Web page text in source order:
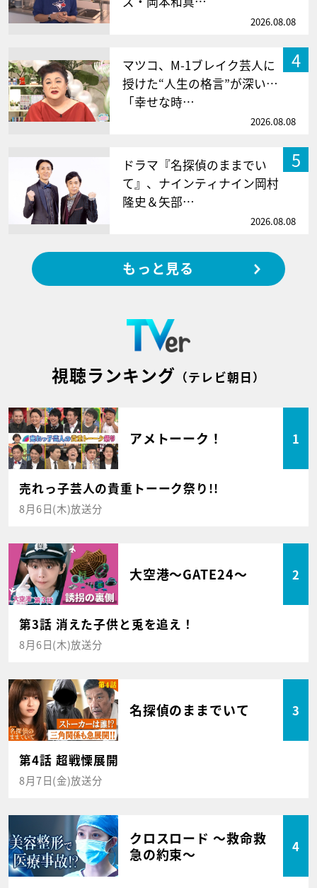
2026.08.08
4
マツコ、M-1ブレイク芸人に
授けた“人生の格言”が深い…
「幸せな時…
2026.08.08
5
ドラマ『名探偵のままでい
て』、ナインティナイン岡村
隆史＆矢部…
2026.08.08
もっと見る
視聴ランキング （テレビ朝日）
アメトーーク！ 1
売れっ子芸人の貴重トーーク祭り!!
8月6日(木)放送分
大空港～GATE24～ 2
第3話 消えた子供と兎を追え！
8月6日(木)放送分
名探偵のままでいて 3
第4話 超戦慄展開
8月7日(金)放送分
クロスロード ～救命救
急の約束～
4